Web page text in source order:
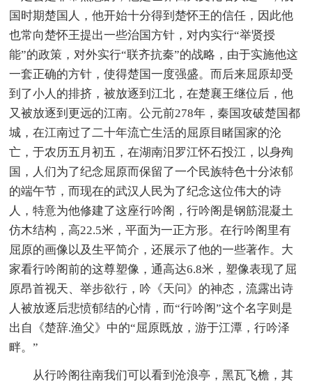
国时期楚国人，他开始十分得到楚怀王的信任，因此他
也常向楚怀王提出一些治国方针，对内实行“举贤授
能”的政策，对外实行“联齐抗秦”的战略，由于实施他这
一套正确的方针，使得楚国一度强盛。而后来屈原却受
到了小人的排挤，被放逐到江北，在楚襄王继位后，他
又被放逐到更远的江南。公元前278年，秦国攻破楚国都
城，在江南过了二十年流亡生活的屈原目睹国家的沦
亡，于农历五月初五，在湖南汨罗江怀石投江，以身殉
国，人们为了纪念屈原而保留了一个民族特色十分浓郁
的端午节，而现在的武汉人民为了纪念这位伟大的诗
人，特意为他修建了这座行吟阁，行吟阁是钢筋混凝土
仿木结构，高22.5米，平面为一正方形。在行吟阁里有
屈原的画像以及生平简介，还展示了他的一些著作。大
家看行吟阁前的这尊塑像，通高达6.8米，塑像表现了屈
原昂首视天、举步欲行，吟《天问》的神态，流露出诗
人被放逐后悲愤郁结的心情，而“行吟阁”这个名字则是
出自《楚辞.渔父》中的“屈原既放，游于江潭，行吟泽
畔。”
从行吟阁往南我们可以看到沧浪亭，黑瓦飞檐，其